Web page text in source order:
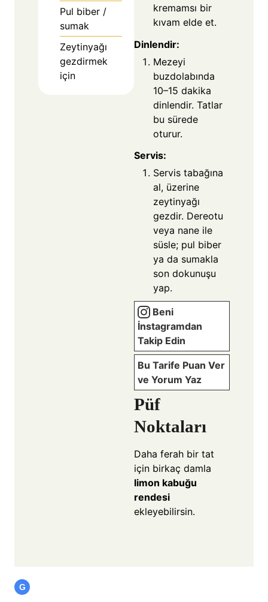
Pul biber /
sumak
Zeytinyağı
gezdirmek
için
kremamsı bir
kıvam elde et.
Dinlendir:
Mezeyi
buzdolabında
10–15 dakika
dinlendir. Tatlar
bu sürede
oturur.
Servis:
Servis tabağına
al, üzerine
zeytinyağı
gezdir. Dereotu
veya nane ile
süsle; pul biber
ya da sumakla
son dokunuşu
yap.
Beni
İnstagramdan
Takip Edin
Bu Tarife Puan Ver
ve Yorum Yaz
Püf
Noktaları
Daha ferah bir tat
için birkaç damla
limon kabuğu
rendesi
ekleyebilirsin.
G